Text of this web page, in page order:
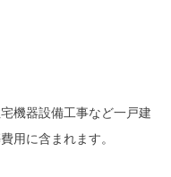
機器設備工事など一戸建
用に含まれます。